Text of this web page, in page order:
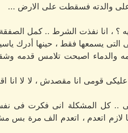
على والدته فسقطت على الارض ...
؟ ، انا نفذت الشرط .. كمل
يسمعها فقط ، حينها أدرك
والدماء اصبحت تلامس قدمه
عليكى قومى انا مقصدش ، لا
.. كل المشكلة انى فكرت فى
لازم اتعدم ، اتعدم الف مرة